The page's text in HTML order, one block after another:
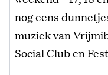
nog eens
muziek van
Social Club en